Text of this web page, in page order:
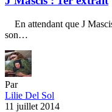
En attendant que J
son…
Par
Lilie Del Sol
11 juillet 2014